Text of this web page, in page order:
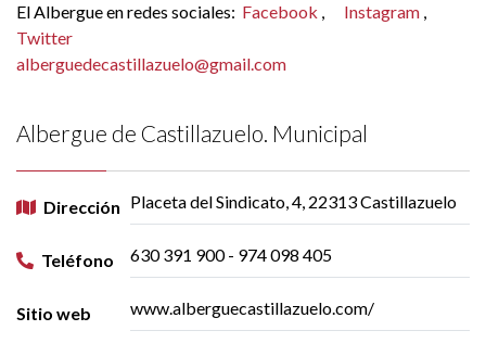
El Albergue en redes sociales: Facebook , Instagram ,
Twitter
alberguedecastillazuelo@gmail.com
Albergue de Castillazuelo. Municipal
Dirección Placeta del Sindicato, 4, 22313 Castillazuelo
Teléfono 630 391 900 - 974 098 405
Sitio web www.alberguecastillazuelo.com/